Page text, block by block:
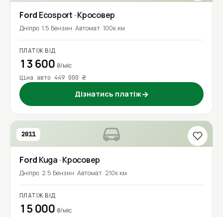
Ford Ecosport · Кросовер
Дніпро 1.5 Бензин Автомат 100к км
ПЛАТІЖ ВІД
13 600 ₴/міс
Ціна авто 449 000 ₴
Дізнатись платіж→
2011
Ford Kuga · Кросовер
Дніпро 2.5 Бензин Автомат 210к км
ПЛАТІЖ ВІД
15 000 ₴/міс